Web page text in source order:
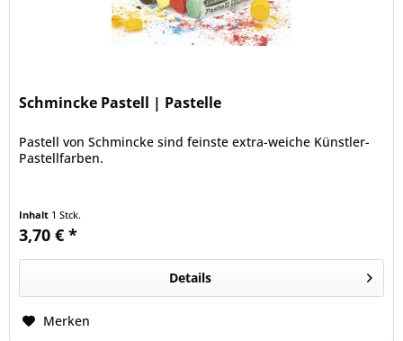
Schmincke Pastell | Pastelle
Pastell von Schmincke sind feinste extra-weiche Künstler-
Pastellfarben.
Inhalt 1 Stck.
3,70 € *
Details
Merken